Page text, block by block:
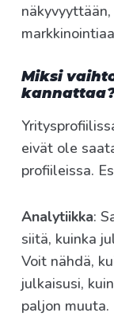
Miksi
eivät ole
profiileissa.
Analytiikka:
siitä, kuinka
Voit nähdä,
julkaisusi,
paljon muuta.